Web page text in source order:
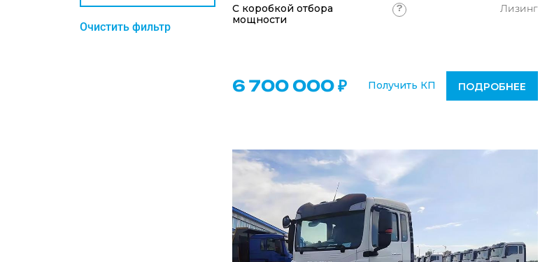
Очистить фильтр
С коробкой отбора
мощности
? Лизинг
6 700 000 ₽ Получить КП ПОДРОБНЕЕ